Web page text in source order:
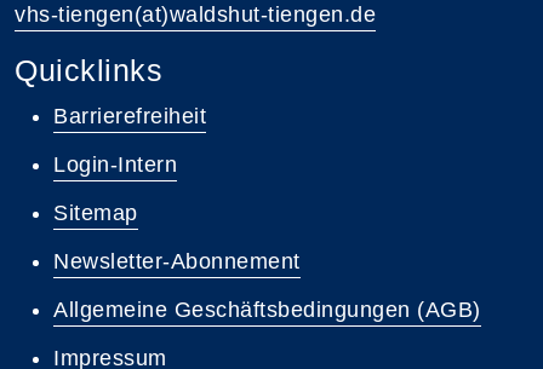
vhs-tiengen(at)waldshut-tiengen.de
Quicklinks
Barrierefreiheit
Login-Intern
Sitemap
Newsletter-Abonnement
Allgemeine Geschäftsbedingungen (AGB)
Impressum